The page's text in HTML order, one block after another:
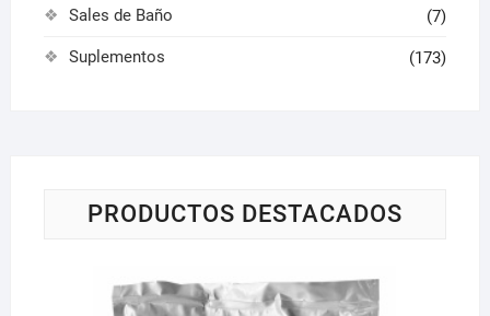
Sales de Baño (7)
Suplementos (173)
PRODUCTOS DESTACADOS